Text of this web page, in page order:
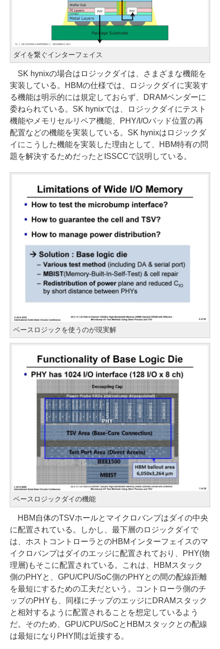
ダイを繋ぐインターフェイス
SK hynixの場合はロジックダイは、さまざまな機能を
実装している。HBMの仕様では、ロジックダイに実装す
る機能は明示的には規定しておらず、DRAMベンダーに
委ねられている。SK hynixでは、ロジックダイにテスト
機能やメモリセルリペア機能、PHY/I/Oパッド位置の再
配置などの機能を実装している。SK hynixはロジックダ
イにこうした機能を実装した理由として、HBM特有の問
題を解決するためだったとISSCCで説明している。
ベースロジックを使うのが現実解
ベースロジックダイの機能
HBM自体のTSVホールとマイクロバンプはダイの中央
に配置されている。しかし、最下層のロジックダイで
は、ホストコントローラとのHBMインターフェイスのマ
イクロバンプはダイのエッジに配置されており、PHY(物
理層)もそこに配置されている。これは、HBMスタック
側のPHYと、GPU/CPU/SoC側のPHYとの間の配線距離
を最短にするための工夫だという。コントローラ側のチ
ップのPHYも、同様にチップのエッジにDRAMスタック
と相対するように配置されることを想定しているよう
だ。そのため、GPU/CPU/SoCとHBMスタックとの配線
は最短になりPHY間は近接する。